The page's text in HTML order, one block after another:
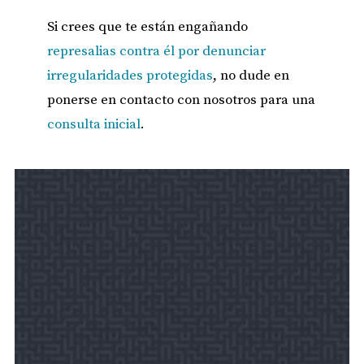
Si crees que te están engañando
represalias contra él por denunciar
irregularidades protegidas, no dude en
ponerse en contacto con nosotros para una
consulta inicial.